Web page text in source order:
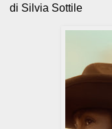
di Silvia Sottile